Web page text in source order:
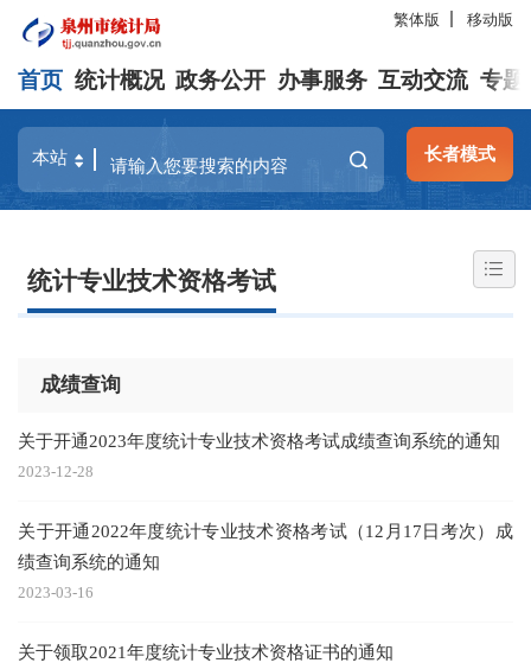
繁体版 移动版
首页 统计概况 政务公开 办事服务 互动交流 专题
长者模式
统计专业技术资格考试
成绩查询
关于开通2023年度统计专业技术资格考试成绩查询系统的通知
2023-12-28
关于开通2022年度统计专业技术资格考试（12月17日考次）成
绩查询系统的通知
2023-03-16
关于领取2021年度统计专业技术资格证书的通知